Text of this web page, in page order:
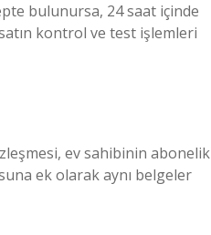
bulunursa, 24 saat içinde
kontrol ve test işlemleri
ev sahibinin abonelik
ek olarak aynı belgeler